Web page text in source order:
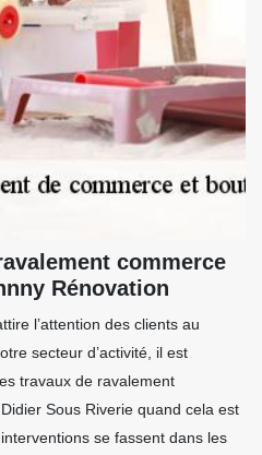
commerce
Rénovation
l’attention des clients au
secteur d’activité, il est
travaux de ravalement
Sous Riverie quand cela est
se fassent dans les